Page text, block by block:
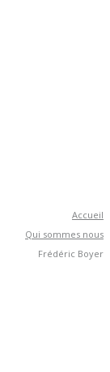
Accueil
Qui sommes nous
Frédéric Boyer